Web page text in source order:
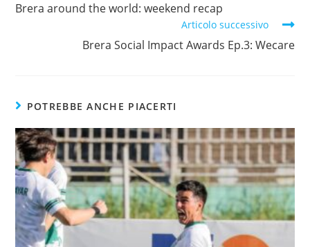
Brera around the world: weekend recap
Articolo successivo
Brera Social Impact Awards Ep.3: Wecare
POTREBBE ANCHE PIACERTI